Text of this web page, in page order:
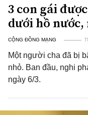
3 con gái
dưới hồ
CỘNG ĐỒNG MẠNG
Một người cha đã bị
nhỏ. Ban đầu, nghi
ngày 6/3.